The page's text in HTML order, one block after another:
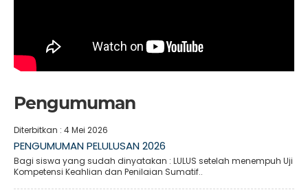
Pengumuman
Diterbitkan : 4 Mei 2026
PENGUMUMAN PELULUSAN 2026
Bagi siswa yang sudah dinyatakan : LULUS setelah menempuh Uji
Kompetensi Keahlian dan Penilaian Sumatif..